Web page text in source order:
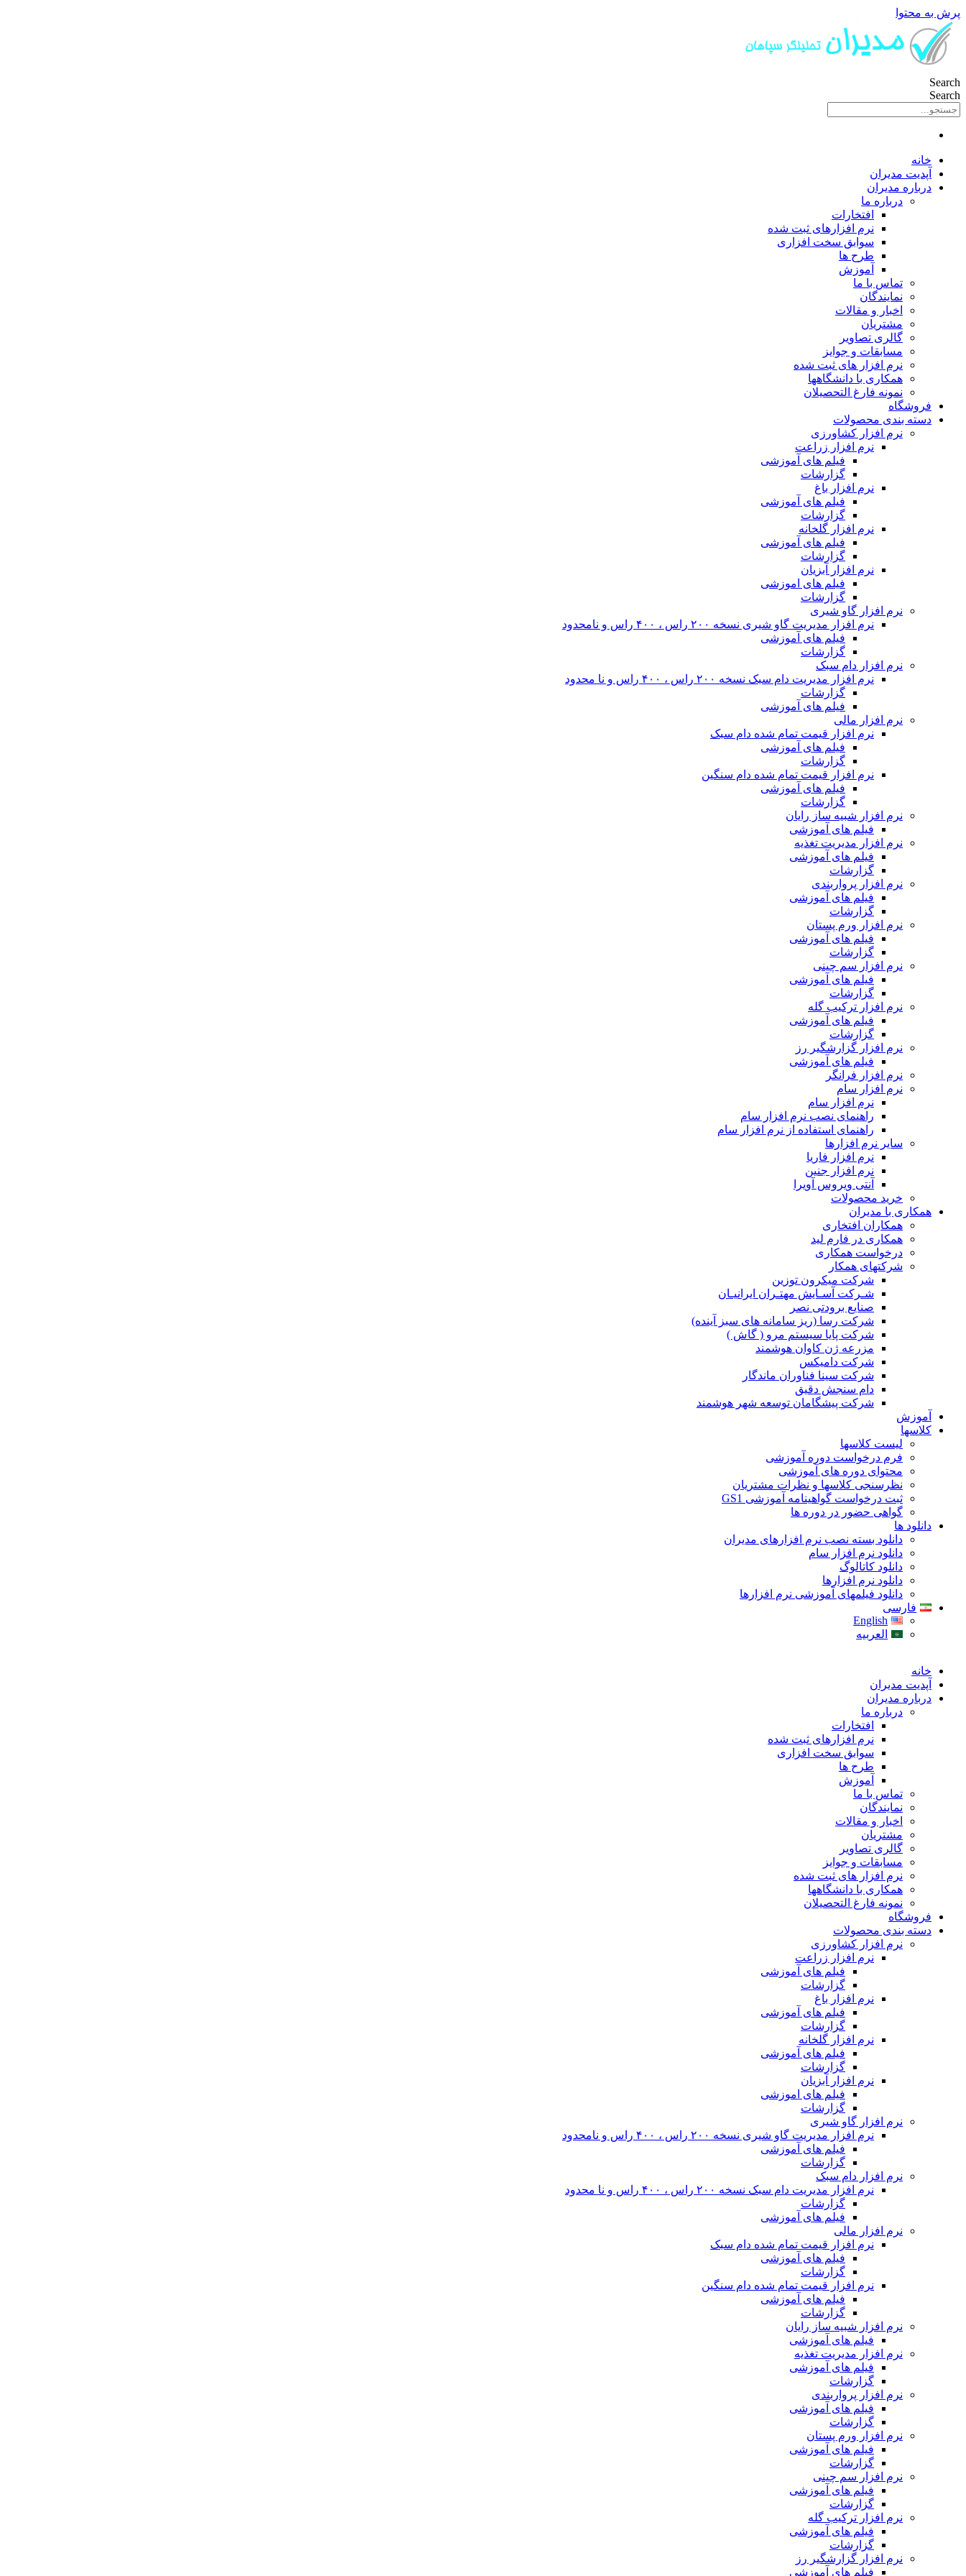
پرش به محتوا
Search
Search
خانه
آپدیت مدیران
درباره مدیران
درباره ما
افتخارات
نرم افزارهای ثبت شده
سوابق سخت افزاری
طرح ها
آموزش
تماس با ما
نمایندگان
اخبار و مقالات
مشتریان
گالری تصاویر
مسابقات و جوایز
نرم افزار های ثبت شده
همکاری با دانشگاهها
نمونه فارغ التحصیلان
فروشگاه
دسته بندی محصولات
نرم افزار کشاورزی
نرم افزار زراعت
فیلم های آموزشی
گزارشات
نرم افزار باغ
فیلم های آموزشی
گزارشات
نرم افزار گلخانه
فیلم های آموزشی
گزارشات
نرم افزار آبزیان
فیلم های اموزشی
گزارشات
نرم افزار گاو شیری
نرم افزار مدیریت گاو شیری نسخه ۲۰۰ راس ، ۴۰۰ راس و نامحدود
فیلم های آموزشی
گزارشات
نرم افزار دام سبک
نرم افزار مدیریت دام سبک نسخه ۲۰۰ راس ، ۴۰۰ راس و نا محدود
گزارشات
فیلم های آموزشی
نرم افزار مالی
نرم افزار قیمت تمام شده دام سبک
فیلم های آموزشی
گزارشات
نرم افزار قیمت تمام شده دام سنگین
فیلم های آموزشی
گزارشات
نرم افزار شبیه ساز رایان
فیلم های آموزشی
نرم افزار مدیریت تغذیه
فیلم های آموزشی
گزارشات
نرم افزار پرواربندی
فیلم های آموزشی
گزارشات
نرم افزار ورم پستان
فیلم های آموزشی
گزارشات
نرم افزار سم چینی
فیلم های آموزشی
گزارشات
نرم افزار ترکیب گله
فیلم های آموزشی
گزارشات
نرم افزار گزارشگیر رز
فیلم های آموزشی
نرم افزار فرانگر
نرم افزار سام
نرم افزار سام
راهنمای نصب نرم افزار سام
راهنمای استفاده از نرم افزار سام
سایر نرم افزارها
نرم افزار فاریا
نرم افزار جنین
آنتی ویروس آویرا
خرید محصولات
همکاری با مدیران
همکاران افتخاری
همکاری در فارم لید
درخواست همکاری
شرکتهای همکار
شرکت میکرون توزین
شـرکت آسـایش مهتـران ایرانیـان
صنایع برودتی نصر
شرکت رسا (ریز سامانه های سبز آینده)
شرکت پایا سیستم مرو ( گاش )
مزرعه ژن کاوان هوشمند
شرکت دامیکس
شرکت سینا فناوران ماندگار
دام سنجش دقیق
شرکت پیشگامان توسعه شهر هوشمند
آموزش
کلاسها
لیست کلاسها
فرم درخواست دوره آموزشی
محتوای دوره های آموزشی
نظرسنجی کلاسها و نظرات مشتریان
ثبت درخواست گواهینامه آموزشی GS1
گواهی حضور در دوره ها
دانلود ها
دانلود بسته نصب نرم افزارهای مدیران
دانلود نرم افزار سام
دانلود کاتالوگ
دانلود نرم افزارها
دانلود فیلمهای آموزشی نرم افزارها
فارسی
English
العربیه
خانه
آپدیت مدیران
درباره مدیران
درباره ما
افتخارات
نرم افزارهای ثبت شده
سوابق سخت افزاری
طرح ها
آموزش
تماس با ما
نمایندگان
اخبار و مقالات
مشتریان
گالری تصاویر
مسابقات و جوایز
نرم افزار های ثبت شده
همکاری با دانشگاهها
نمونه فارغ التحصیلان
فروشگاه
دسته بندی محصولات
نرم افزار کشاورزی
نرم افزار زراعت
فیلم های آموزشی
گزارشات
نرم افزار باغ
فیلم های آموزشی
گزارشات
نرم افزار گلخانه
فیلم های آموزشی
گزارشات
نرم افزار آبزیان
فیلم های اموزشی
گزارشات
نرم افزار گاو شیری
نرم افزار مدیریت گاو شیری نسخه ۲۰۰ راس ، ۴۰۰ راس و نامحدود
فیلم های آموزشی
گزارشات
نرم افزار دام سبک
نرم افزار مدیریت دام سبک نسخه ۲۰۰ راس ، ۴۰۰ راس و نا محدود
گزارشات
فیلم های آموزشی
نرم افزار مالی
نرم افزار قیمت تمام شده دام سبک
فیلم های آموزشی
گزارشات
نرم افزار قیمت تمام شده دام سنگین
فیلم های آموزشی
گزارشات
نرم افزار شبیه ساز رایان
فیلم های آموزشی
نرم افزار مدیریت تغذیه
فیلم های آموزشی
گزارشات
نرم افزار پرواربندی
فیلم های آموزشی
گزارشات
نرم افزار ورم پستان
فیلم های آموزشی
گزارشات
نرم افزار سم چینی
فیلم های آموزشی
گزارشات
نرم افزار ترکیب گله
فیلم های آموزشی
گزارشات
نرم افزار گزارشگیر رز
فیلم های آموزشی